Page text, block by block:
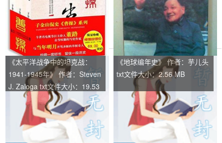
《太平洋战争中的坦克战：
1941-1945年》 作者：Steven
J. Zaloga txt文件大小：19.53
《地球编年史》 作者：芋儿头
txt文件大小：2.56 MB